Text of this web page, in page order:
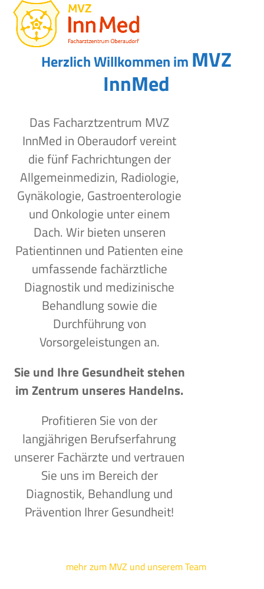
Skip
content
Open
mobile
menu
Close
mobile
menu
Herzlich Willkommen im MVZ
InnMed
Das Facharztzentrum MVZ
InnMed in Oberaudorf vereint
die fünf Fachrichtungen der
Allgemeinmedizin, Radiologie,
Gynäkologie, Gastroenterologie
und Onkologie unter einem
Dach. Wir bieten unseren
Patientinnen und Patienten eine
umfassende fachärztliche
Diagnostik und medizinische
Behandlung sowie die
Durchführung von
Vorsorgeleistungen an.
Sie und Ihre Gesundheit stehen
im Zentrum unseres Handelns.
Profitieren Sie von der
langjährigen Berufserfahrung
unserer Fachärzte und vertrauen
Sie uns im Bereich der
Diagnostik, Behandlung und
Prävention Ihrer Gesundheit!
mehr zum MVZ und unserem Team